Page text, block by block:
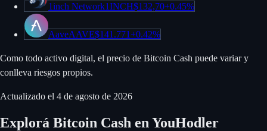
1inch Network1INCH$132,70+0.45%
AaveAAVE$141.771+0.42%
Como todo activo digital, el precio de Bitcoin Cash puede variar y
conlleva riesgos propios.
Actualizado el 4 de agosto de 2026
Explorá Bitcoin Cash en YouHodler